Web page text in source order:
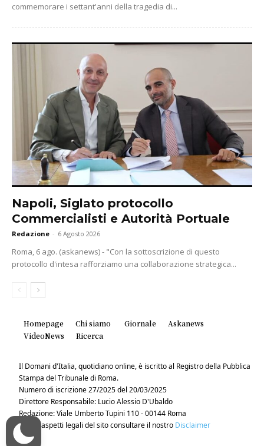
commemorare i settant'anni della tragedia di...
Napoli, Siglato protocollo
Commercialisti e Autorità Portuale
Redazione - 6 Agosto 2026
Roma, 6 ago. (askanews) - "Con la sottoscrizione di questo
protocollo d'intesa rafforziamo una collaborazione strategica...
Homepage Chi siamo Giornale
Askanews
VideoNews
Ricerca
Il Domani d'Italia, quotidiano online, è iscritto al Registro della Pubblica
Stampa del Tribunale di Roma.
Numero di iscrizione 27/2025 del 20/03/2025
Direttore Responsabile: Lucio Alessio D'Ubaldo
Redazione: Viale Umberto Tupini 110 - 00144 Roma
Per gli aspetti legali del sito consultare il nostro Disclaimer